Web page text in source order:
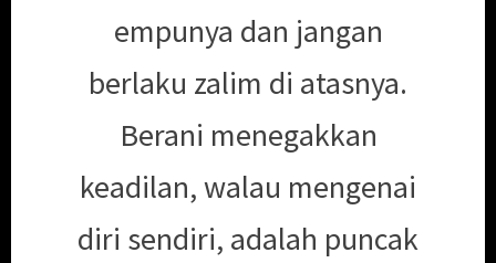
empunya dan jangan
berlaku zalim di atasnya.
Berani menegakkan
keadilan, walau mengenai
diri sendiri, adalah puncak